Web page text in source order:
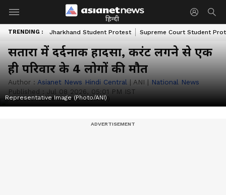
हिन्दी
TRENDING : Jharkhand Student Protest Supreme Court Student
सतारा में दर्दनाक हादसा, करंट लगने से एक
ही परिवार के 4 लोगों की मौत
Author : Asianet News Hindi Central | ANI | National News
Published : Jul 08 2026, 05:01 PM IST
Representative Image (Photo/ANI)